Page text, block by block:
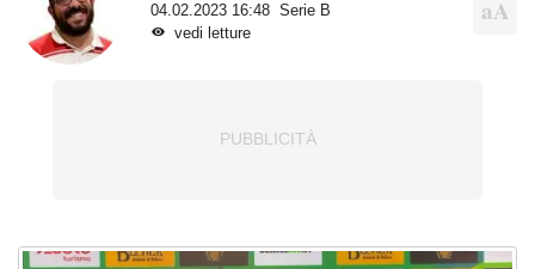
04.02.2023 16:48
Serie B
vedi letture